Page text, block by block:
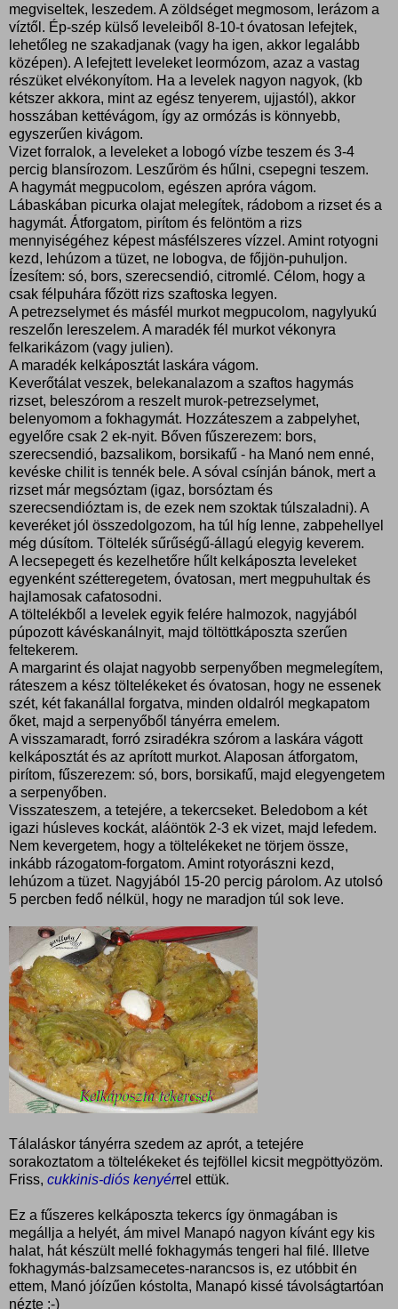
megviseltek, leszedem. A zöldséget megmosom, lerázom a
víztől. Ép-szép külső leveleiből 8-10-t óvatosan lefejtek,
lehetőleg ne szakadjanak (vagy ha igen, akkor legalább
középen). A lefejtett leveleket leormózom, azaz a vastag
részüket elvékonyítom. Ha a levelek nagyon nagyok, (kb
kétszer akkora, mint az egész tenyerem, ujjastól), akkor
hosszában kettévágom, így az ormózás is könnyebb,
egyszerűen kivágom.
Vizet forralok, a leveleket a lobogó vízbe teszem és 3-4
percig blansírozom. Leszűröm és hűlni, csepegni teszem.
A hagymát megpucolom, egészen apróra vágom.
Lábaskában picurka olajat melegítek, rádobom a rizset és a
hagymát. Átforgatom, pirítom és felöntöm a rizs
mennyiségéhez képest másfélszeres vízzel. Amint rotyogni
kezd, lehúzom a tüzet, ne lobogva, de főjjön-puhuljon.
Ízesítem: só, bors, szerecsendió, citromlé. Célom, hogy a
csak félpuhára főzött rizs szaftoska legyen.
A petrezselymet és másfél murkot megpucolom, nagylyukú
reszelőn lereszelem. A maradék fél murkot vékonyra
felkarikázom (vagy julien).
A maradék kelkáposztát laskára vágom.
Keverőtálat veszek, belekanalazom a szaftos hagymás
rizset, beleszórom a reszelt murok-petrezselymet,
belenyomom a fokhagymát. Hozzáteszem a zabpelyhet,
egyelőre csak 2 ek-nyit. Bőven fűszerezem: bors,
szerecsendió, bazsalikom, borsikafű - ha Manó nem enné,
kevéske chilit is tennék bele. A sóval csínján bánok, mert a
rizset már megsóztam (igaz, borsóztam és
szerecsendióztam is, de ezek nem szoktak túlszaladni). A
keveréket jól összedolgozom, ha túl híg lenne, zabpehellyel
még dúsítom. Töltelék sűrűségű-állagú elegyig keverem.
A lecsepegett és kezelhetőre hűlt kelkáposzta leveleket
egyenként szétteregetem, óvatosan, mert megpuhultak és
hajlamosak cafatosodni.
A töltelékből a levelek egyik felére halmozok, nagyjából
púpozott kávéskanálnyit, majd töltöttkáposzta szerűen
feltekerem.
A margarint és olajat nagyobb serpenyőben megmelegítem,
ráteszem a kész töltelékeket és óvatosan, hogy ne essenek
szét, két fakanállal forgatva, minden oldalról megkapatom
őket, majd a serpenyőből tányérra emelem.
A visszamaradt, forró zsiradékra szórom a laskára vágott
kelkáposztát és az aprított murkot. Alaposan átforgatom,
pirítom, fűszerezem: só, bors, borsikafű, majd elegyengetem
a serpenyőben.
Visszateszem, a tetejére, a tekercseket. Beledobom a két
igazi húsleves kockát, aláöntök 2-3 ek vizet, majd lefedem.
Nem kevergetem, hogy a töltelékeket ne törjem össze,
inkább rázogatom-forgatom. Amint rotyorászni kezd,
lehúzom a tüzet. Nagyjából 15-20 percig párolom. Az utolsó
5 percben fedő nélkül, hogy ne maradjon túl sok leve.
Tálaláskor tányérra szedem az aprót, a tetejére
sorakoztatom a töltelékeket és tejföllel kicsit megpöttyözöm.
Friss, cukkinis-diós kenyérrel ettük.
Ez a fűszeres kelkáposzta tekercs így önmagában is
megállja a helyét, ám mivel Manapó nagyon kívánt egy kis
halat, hát készült mellé fokhagymás tengeri hal filé. Illetve
fokhagymás-balzsamecetes-narancsos is, ez utóbbit én
ettem, Manó jóízűen kóstolta, Manapó kissé távolságtartóan
nézte :-)